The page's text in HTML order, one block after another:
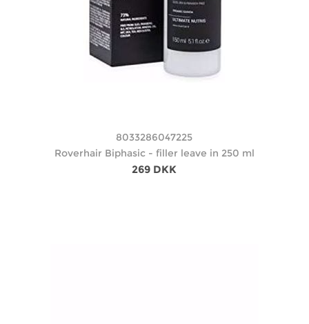
8033286047225
Roverhair Biphasic - filler leave in 250 ml
269 DKK